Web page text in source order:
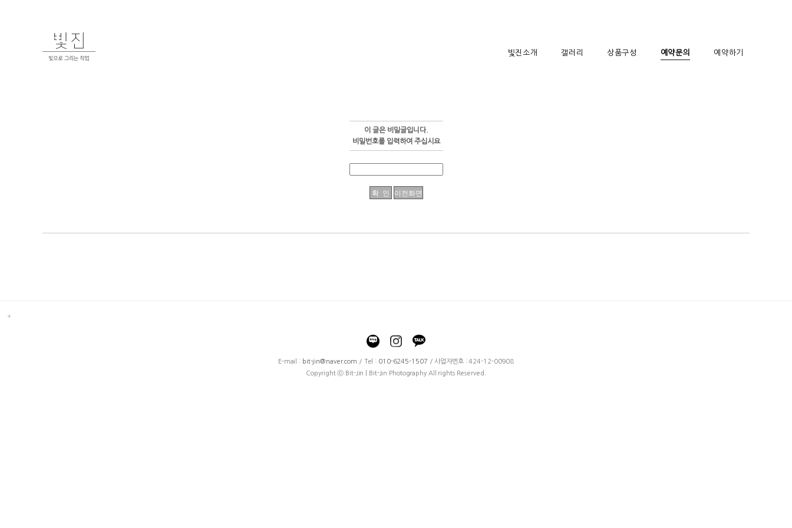
빛진소개 갤러리 상품구성 예약문의 예약하기
이 글은 비밀글입니다.
비밀번호를 입력하여 주십시요
E-mail : bit-jin@naver.com / Tel : 010-6245-1507 / 사업자번호 : 424-12-00908
Copyright ⓒ Bit-Jin | Bit-Jin Photography All rights Reserved.